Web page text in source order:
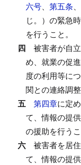
六号、 第五条、
じ。）の緊急
を行うこと。
四 被害者が自
め、就業の促
度の利用等に
関との連絡調
五 第四章に定
て、情報の提
の援助を行うこ
六 被害者を居
て、情報の提